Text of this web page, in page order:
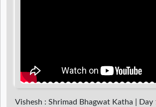
Vishesh : Shrimad Bhagwat Katha | Day